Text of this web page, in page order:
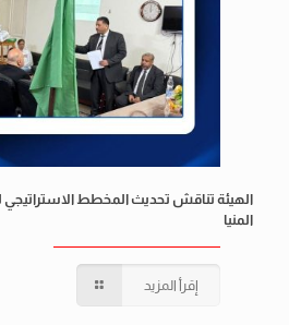
الهيئة تناقش تحديث المخطط
المنيا
إقرأ المزيد